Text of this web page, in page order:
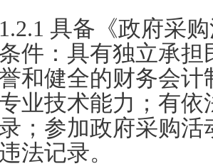
1.2.1 具备《政府采
件：具有独立承
和健全的财务会
业技术能力；有
；参加政府采购
法记录。